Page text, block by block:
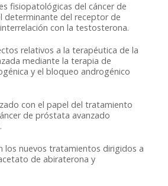
fisiopatológicas del cáncer de
determinante del receptor de
con la testosterona.
relativos a la terapéutica de la
mediante la terapia de
y el bloqueo androgénico
con el papel del tratamiento
de próstata avanzado
los nuevos tratamientos dirigidos a
de abiraterona y